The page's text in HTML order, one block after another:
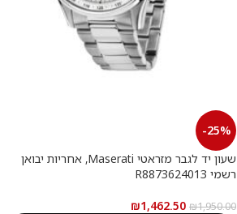
-25%
שעון יד לגבר מזראטי Maserati, אחריות יבואן
רשמי R8873624013
₪1,950.00
₪1,462.50